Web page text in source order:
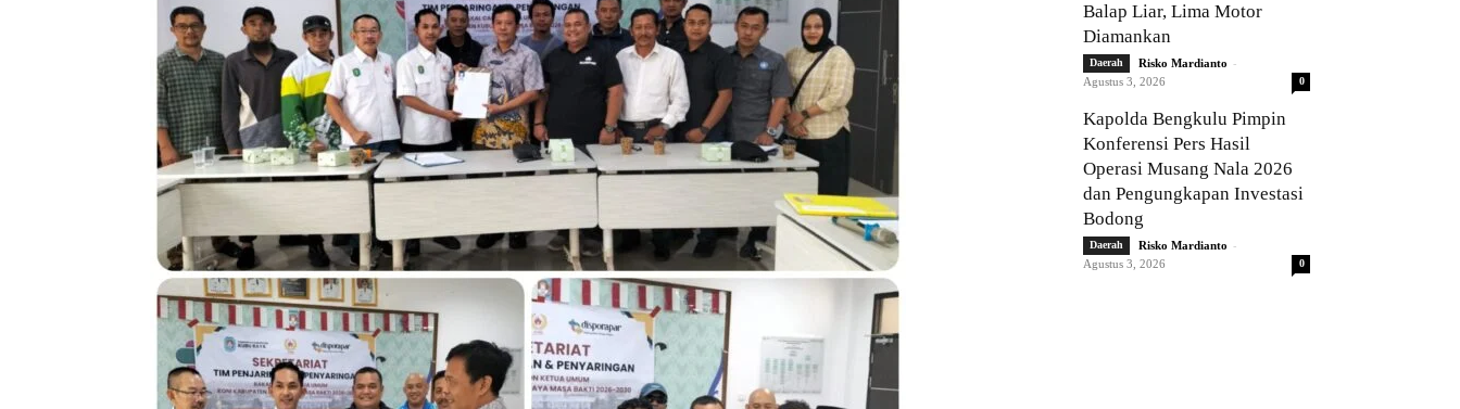
Balap Liar, Lima Motor
Diamankan
Daerah Risko Mardianto -
Agustus 3, 2026 0
Kapolda Bengkulu Pimpin
Konferensi Pers Hasil
Operasi Musang Nala 2026
dan Pengungkapan Investasi
Bodong
Daerah Risko Mardianto -
Agustus 3, 2026 0